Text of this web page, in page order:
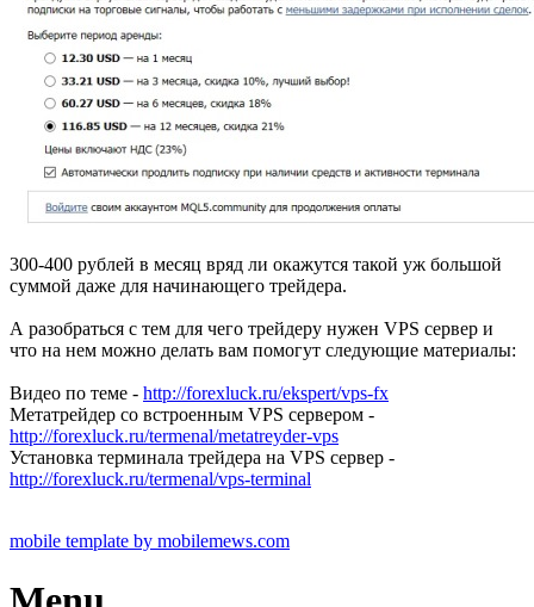
300-400 рублей в месяц вряд ли окажутся такой уж большой
суммой даже для начинающего трейдера.
А разобраться с тем для чего трейдеру нужен VPS сервер и
что на нем можно делать вам помогут следующие материалы:
Видео по теме - http://forexluck.ru/ekspert/vps-fx
Метатрейдер со встроенным VPS сервером -
http://forexluck.ru/termenal/metatreyder-vps
Установка терминала трейдера на VPS сервер -
http://forexluck.ru/termenal/vps-terminal
mobile template by mobilemews.com